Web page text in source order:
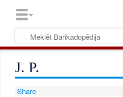
J. P.
Share